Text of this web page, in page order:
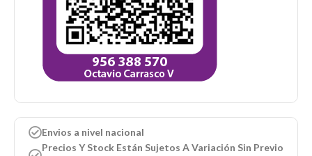
Envios a nivel nacional
Precios Y Stock Están Sujetos A Variación Sin Previo